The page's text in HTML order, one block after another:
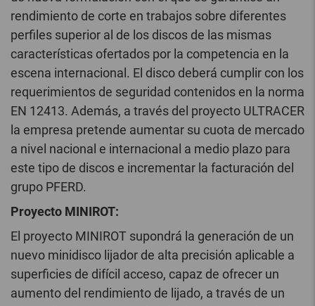
rendimiento de corte en trabajos sobre diferentes
perfiles superior al de los discos de las mismas
características ofertados por la competencia en la
escena internacional. El disco deberá cumplir con los
requerimientos de seguridad contenidos en la norma
EN 12413. Además, a través del proyecto ULTRACER
la empresa pretende aumentar su cuota de mercado
a nivel nacional e internacional a medio plazo para
este tipo de discos e incrementar la facturación del
grupo PFERD.
Proyecto MINIROT:
El proyecto MINIROT supondrá la generación de un
nuevo minidisco lijador de alta precisión aplicable a
superficies de difícil acceso, capaz de ofrecer un
aumento del rendimiento de lijado, a través de un